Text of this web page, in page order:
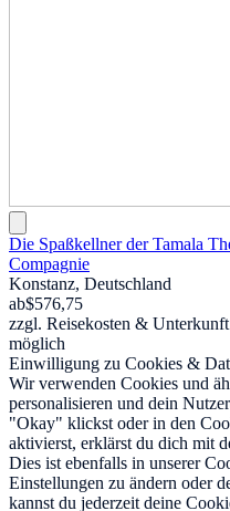
Die Spaßkellner der Tamala
Compagnie
Konstanz, Deutschland
ab$576,75
zzgl. Reisekosten & Unterkunft
möglich
Einwilligung zu Cookies &
Wir verwenden Cookies und
personalisieren und dein
"Okay" klickst oder in den
aktivierst, erklärst du dich mit
Dies ist ebenfalls in unserer
Einstellungen zu ändern oder
kannst du jederzeit deine